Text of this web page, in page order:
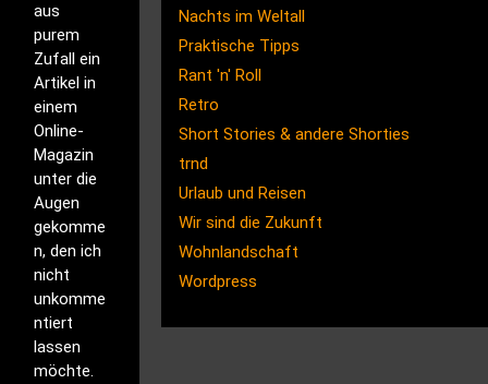
aus
purem
Zufall ein
Artikel in
einem
Online-
Magazin
unter die
Augen
gekomme
n, den ich
nicht
unkomme
ntiert
lassen
möchte.
Nachts im Weltall
Praktische Tipps
Rant 'n' Roll
Retro
Short Stories & andere Shorties
trnd
Urlaub und Reisen
Wir sind die Zukunft
Wohnlandschaft
Wordpress